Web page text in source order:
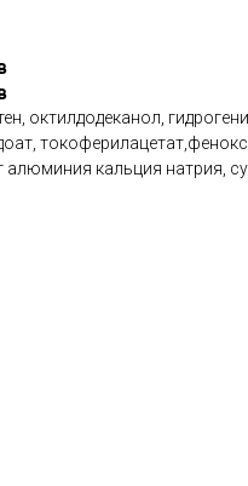
октилдодеканол,
алюминия кальция натрия,